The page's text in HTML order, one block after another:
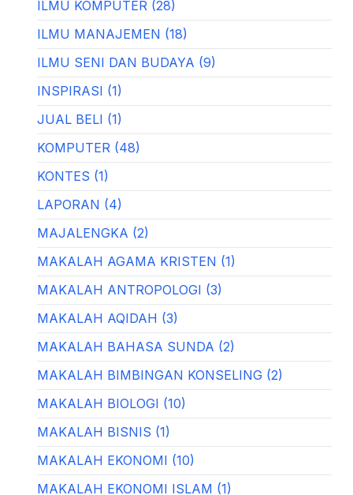
ILMU KOMPUTER (28)
ILMU MANAJEMEN (18)
ILMU SENI DAN BUDAYA (9)
INSPIRASI (1)
JUAL BELI (1)
KOMPUTER (48)
KONTES (1)
LAPORAN (4)
MAJALENGKA (2)
MAKALAH AGAMA KRISTEN (1)
MAKALAH ANTROPOLOGI (3)
MAKALAH AQIDAH (3)
MAKALAH BAHASA SUNDA (2)
MAKALAH BIMBINGAN KONSELING (2)
MAKALAH BIOLOGI (10)
MAKALAH BISNIS (1)
MAKALAH EKONOMI (10)
MAKALAH EKONOMI ISLAM (1)